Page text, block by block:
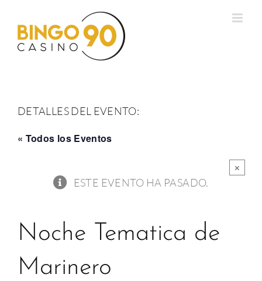
contenido
DETALLES DEL EVENTO:
« Todos los Eventos
×
ESTE EVENTO HA PASADO.
Noche Tematica de
Marinero